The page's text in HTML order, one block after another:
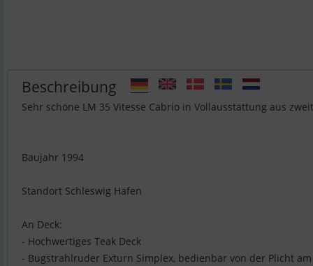
Beschreibung
Sehr schöne LM 35 Vitesse Cabrio in Vollausstattung aus
Baujahr 1994
Standort Schleswig Hafen
An Deck:
- Hochwertiges Teak Deck
- Bugstrahlruder Exturn Simplex, bedienbar von der Plicht